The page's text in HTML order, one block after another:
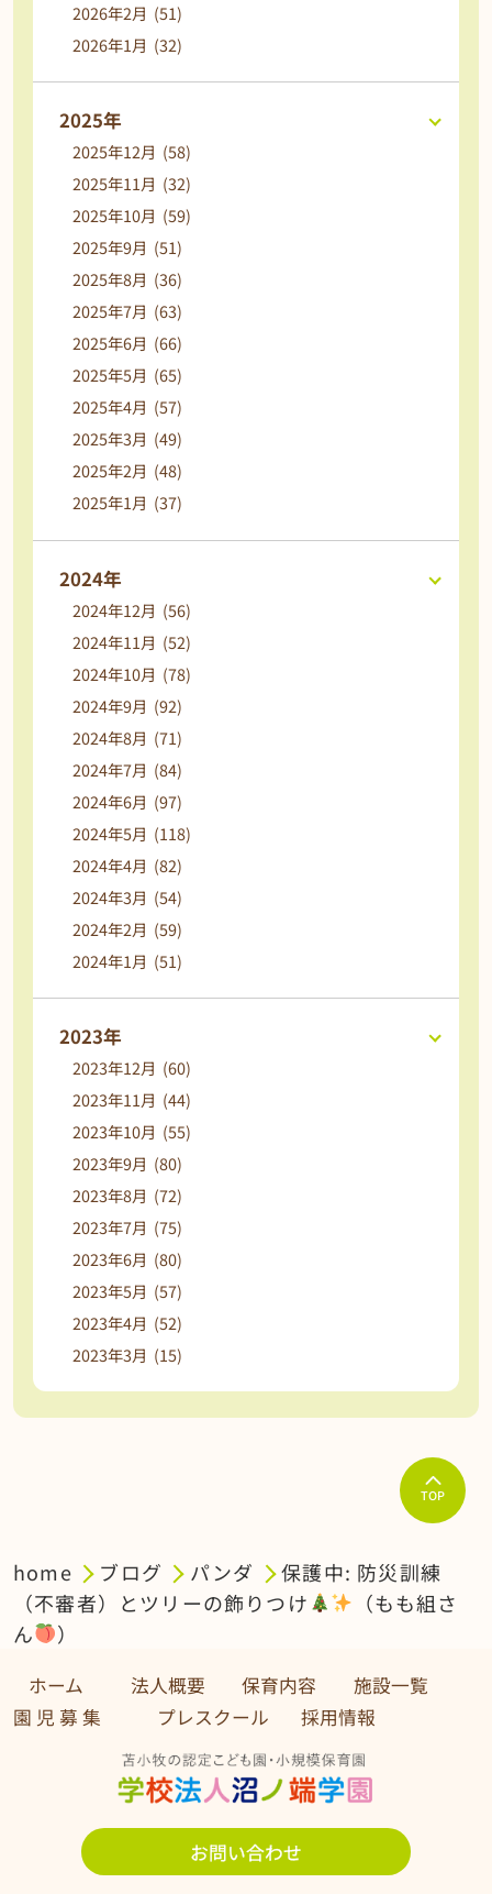
2026年2月 (51)
2026年1月 (32)
2025年
2025年12月 (58)
2025年11月 (32)
2025年10月 (59)
2025年9月 (51)
2025年8月 (36)
2025年7月 (63)
2025年6月 (66)
2025年5月 (65)
2025年4月 (57)
2025年3月 (49)
2025年2月 (48)
2025年1月 (37)
2024年
2024年12月 (56)
2024年11月 (52)
2024年10月 (78)
2024年9月 (92)
2024年8月 (71)
2024年7月 (84)
2024年6月 (97)
2024年5月 (118)
2024年4月 (82)
2024年3月 (54)
2024年2月 (59)
2024年1月 (51)
2023年
2023年12月 (60)
2023年11月 (44)
2023年10月 (55)
2023年9月 (80)
2023年8月 (72)
2023年7月 (75)
2023年6月 (80)
2023年5月 (57)
2023年4月 (52)
2023年3月 (15)
TOP
home ブログ パンダ
保護中: 防災訓練
（不審者）とツリーの飾りつけ
（もも組さ
ん
）
ホーム 法人概要 保育内容
施設一覧
園 児 募 集 プレスクール
採用情報
お問い合わせ